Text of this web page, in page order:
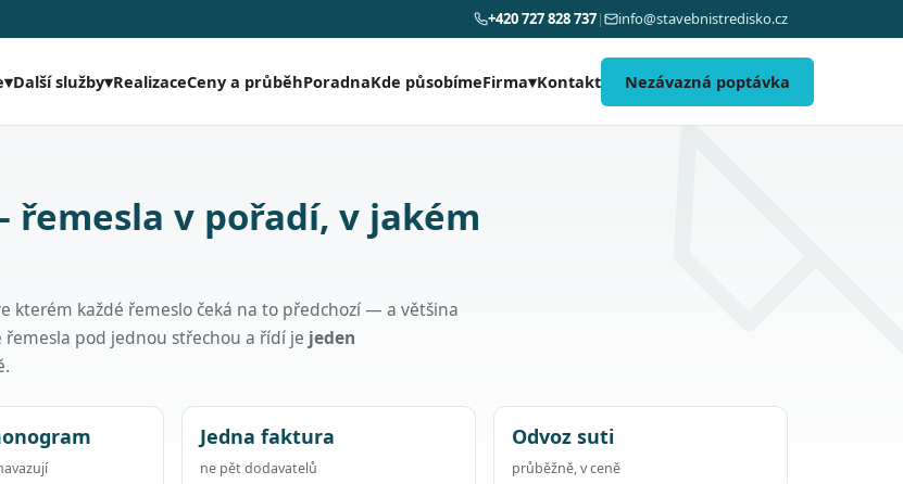
+420 727 828 737| info@stavebnistredisko.cz
▾Další služby▾RealizaceCeny a průběhPoradnaKde působímeFirma▾Kontakt Nezávazná poptávka
v pořadí, v jakém
kterém každé řemeslo čeká na to předchozí — a většina
pod jednou střechou a řídí je jeden
Jedna faktura
ne pět dodavatelů
Odvoz suti
průběžně, v ceně